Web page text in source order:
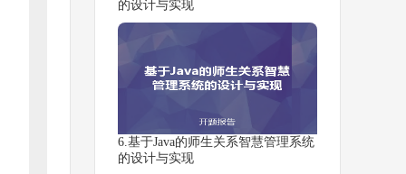
的设计与实现
6.基于Java的师生关系智慧管理系统
的设计与实现